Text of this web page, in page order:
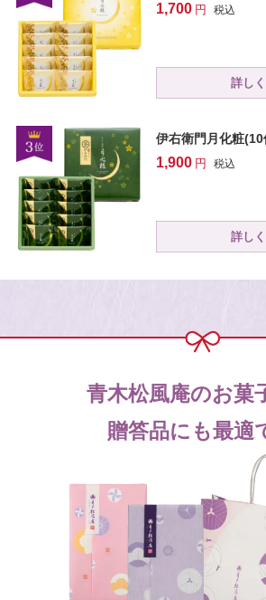
1,700 税込
詳し
伊右衛門月化粧(10
1,900 税込
詳し
青木松風庵のお菓
贈答品にも最適